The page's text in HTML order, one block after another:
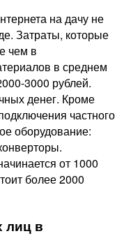
на дачу не
Затраты, которые
чем в
в среднем
3000 рублей.
денег. Кроме
частного
оборудование:
от 1000
более 2000
лиц в